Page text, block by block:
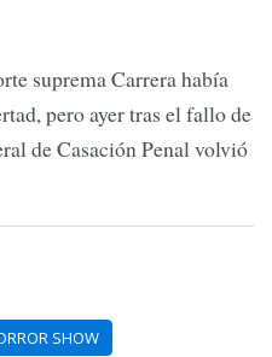
suprema Carrera había
pero ayer tras el fallo de
de Casación Penal volvió
SHOW